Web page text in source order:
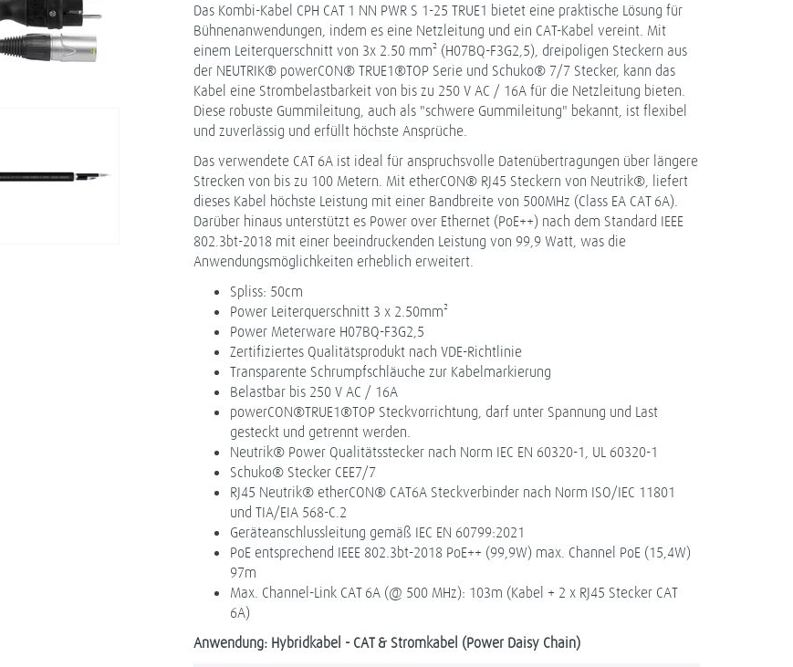
Das Kombi-Kabel CPH CAT 1 NN PWR S 1-25 TRUE1 bietet eine praktische Lösung für
Bühnenanwendungen, indem es eine Netzleitung und ein CAT-Kabel vereint. Mit
einem Leiterquerschnitt von 3x 2.50 mm² (H07BQ-F3G2,5), dreipoligen Steckern aus
der NEUTRIK® powerCON® TRUE1®TOP Serie und Schuko® 7/7 Stecker, kann das
Kabel eine Strombelastbarkeit von bis zu 250 V AC / 16A für die Netzleitung bieten.
Diese robuste Gummileitung, auch als "schwere Gummileitung" bekannt, ist flexibel
und zuverlässig und erfüllt höchste Ansprüche.
Das verwendete CAT 6A ist ideal für anspruchsvolle Datenübertragungen über längere
Strecken von bis zu 100 Metern. Mit etherCON® RJ45 Steckern von Neutrik®, liefert
dieses Kabel höchste Leistung mit einer Bandbreite von 500MHz (Class EA CAT 6A).
Darüber hinaus unterstützt es Power over Ethernet (PoE++) nach dem Standard IEEE
802.3bt-2018 mit einer beeindruckenden Leistung von 99,9 Watt, was die
Anwendungsmöglichkeiten erheblich erweitert.
Spliss: 50cm
Power Leiterquerschnitt 3 x 2.50mm²
Power Meterware H07BQ-F3G2,5
Zertifiziertes Qualitätsprodukt nach VDE-Richtlinie
Transparente Schrumpfschläuche zur Kabelmarkierung
Belastbar bis 250 V AC / 16A
powerCON®TRUE1®TOP Steckvorrichtung, darf unter Spannung und Last
gesteckt und getrennt werden.
Neutrik® Power Qualitätsstecker nach Norm IEC EN 60320-1, UL 60320-1
Schuko® Stecker CEE7/7
RJ45 Neutrik® etherCON® CAT6A Steckverbinder nach Norm ISO/IEC 11801
und TIA/EIA 568-C.2
Geräteanschlussleitung gemäß IEC EN 60799:2021
PoE entsprechend IEEE 802.3bt-2018 PoE++ (99,9W) max. Channel PoE (15,4W)
97m
Max. Channel-Link CAT 6A (@ 500 MHz): 103m (Kabel + 2 x RJ45 Stecker CAT
6A)
Anwendung: Hybridkabel - CAT & Stromkabel (Power Daisy Chain)